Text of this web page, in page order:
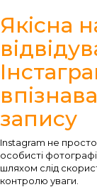
Якісна
запису
Instagram не
особисті
шляхом слід
контролю уваги.